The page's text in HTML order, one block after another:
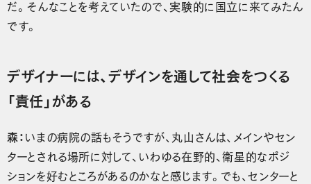
だ。そんなことを考えていたので、実験的に国立に来てみたん
です。
デザイナーには、デザインを通して社会をつくる
「責任」がある
森：いまの病院の話もそうですが、丸山さんは、メインやセン
ターとされる場所に対して、いわゆる在野的、衛星的なポジ
ションを好むところがあるのかなと感じます。でも、センターと